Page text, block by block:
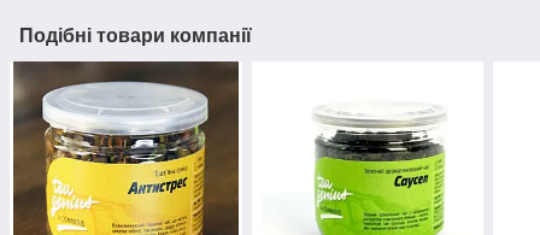
Подібні товари компанії